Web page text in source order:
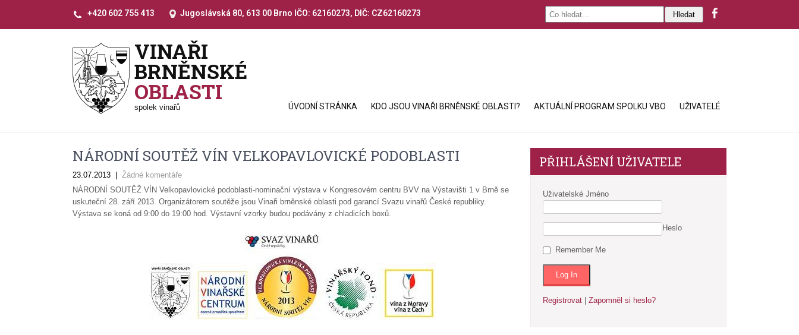
+420 602 755 413 Jugoslávská 80, 613 00 Brno IČO: 62160273, DIČ: CZ62160273
VINAŘI
BRNĚNSKÉ
OBLASTI
spolek vinařů ÚVODNÍ STRÁNKA KDO JSOU VINAŘI BRNĚNSKÉ OBLASTI? AKTUÁLNÍ PROGRAM SPOLKU VBO UŽIVATELÉ
NÁRODNÍ SOUTĚŽ VÍN VELKOPAVLOVICKÉ PODOBLASTI
23.07.2013
Žádné komentáře
NÁRODNÍ SOUTĚŽ VÍN Velkopavlovické podoblasti-nominační výstava v Kongresovém centru BVV na Výstavišti 1 v Brně se
uskuteční 28. září 2013. Organizátorem soutěže jsou Vinaři brněnské oblasti pod garancí Svazu vinařů České republiky.
Výstava se koná od 9:00 do 19:00 hod. Výstavní vzorky budou podávány z chladicích boxů.
PŘIHLÁŠENÍ UŽIVATELE
Uživatelské Jméno
Heslo
Remember Me
Registrovat Zapomněl si heslo?